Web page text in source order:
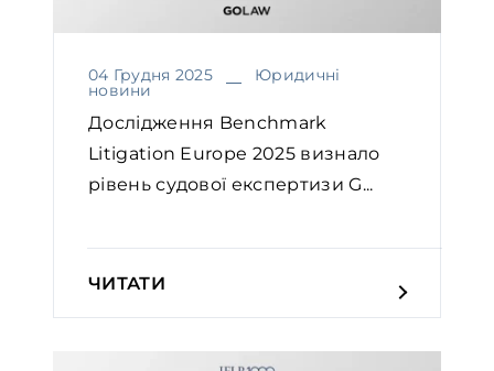
04 Грудня 2025 Юридичні
новини
Дослідження Benchmark
Litigation Europe 2025 визнало
рівень судової експертизи G...
ЧИТАТИ